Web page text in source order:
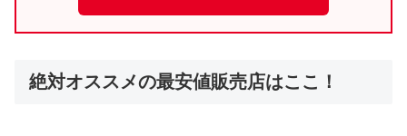
絶対オススメの最安値販売店はここ！